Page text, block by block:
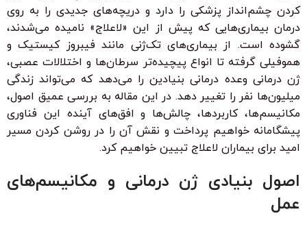
کردن چشم‌انداز پزشکی را دارد و دریچه‌های جدیدی را به روی
درمان بیماری‌هایی که پیش از این «لاعلاج» نامیده می‌شدند،
گشوده است. از بیماری‌های تک‌ژنی مانند فیبروز کیستیک و
هموفیلی گرفته تا انواع پیچیده‌تر سرطان‌ها و اختلالات عصبی،
ژن درمانی وعده درمانی بنیادین را می‌دهد که می‌تواند زندگی
میلیون‌ها نفر را تغییر دهد. در این مقاله به بررسی عمیق اصول،
مکانیسم‌ها، کاربردها، چالش‌ها و افق‌های آینده این فناوری
پیشگامانه خواهیم پرداخت و نقش آن را در روشن کردن مسیر
امید برای بیماران لاعلاج تبیین خواهیم کرد.
اصول بنیادی ژن درمانی و مکانیسم‌های
عمل